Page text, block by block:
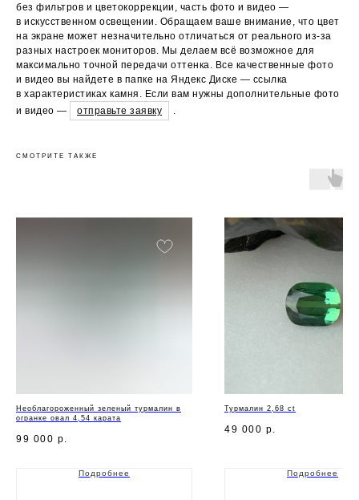
без фильтров и цветокоррекции, часть фото и видео —
в искусственном освещении. Обращаем ваше внимание, что цвет
на экране может незначительно отличаться от реального из-за
разных настроек мониторов. Мы делаем всё возможное для
максимально точной передачи оттенка. Все качественные фото
и видео вы найдете в папке на Яндекс Диске — ссылка
в характеристиках камня. Если вам нужны дополнительные фото
и видео —
отправьте заявку
СМОТРИТЕ ТАКЖЕ
Необлагороженный зеленый турмалин в
огранке овал 4,54 карата
99 000 р.
Подробнее
Турмалин 2,68 ct
49 000 р.
Подробнее